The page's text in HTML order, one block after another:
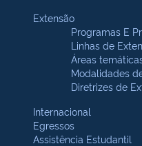
Extensão
Programas E
Linhas de
Áreas
Modalidades
Diretrizes de
Internacional
Egressos
Assistência Estudantil